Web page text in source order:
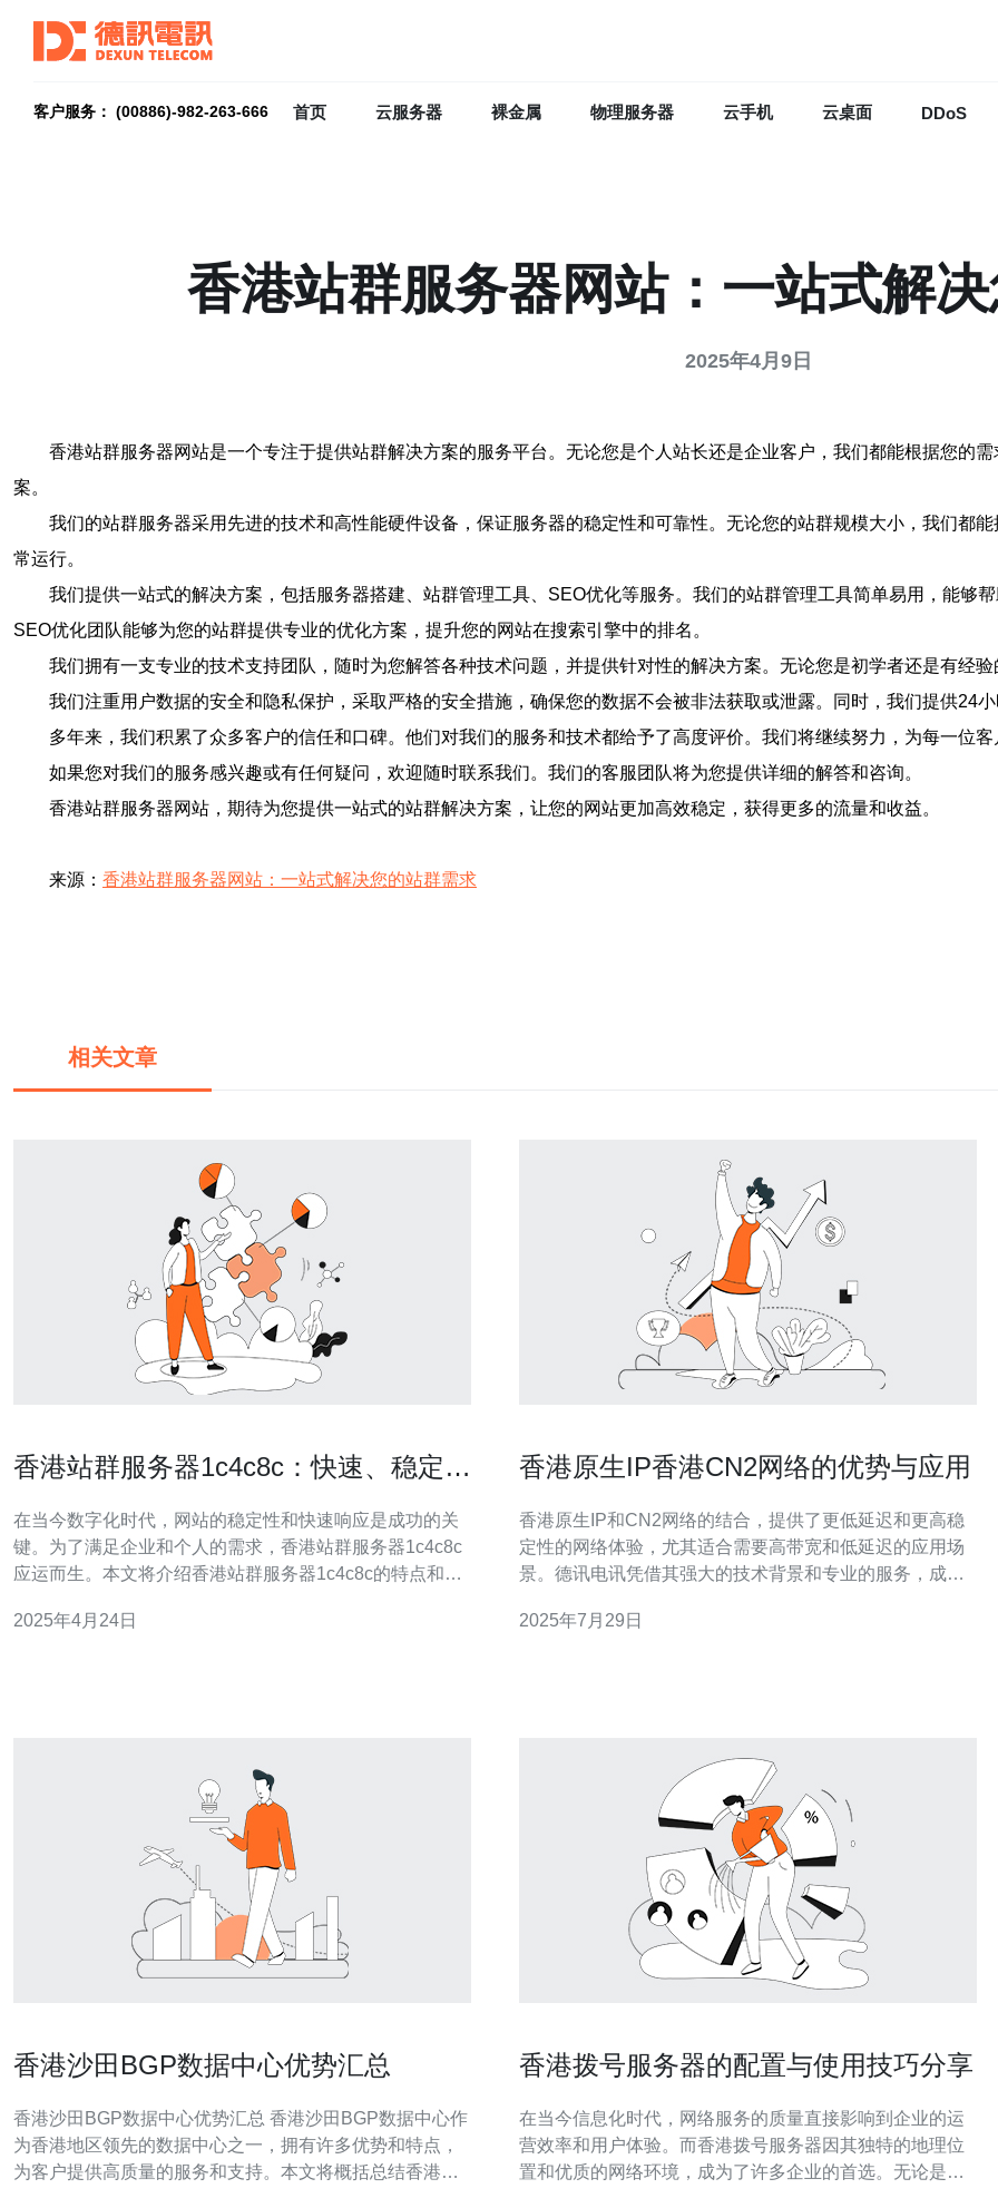
客户服务： (00886)-982-263-666 首页 云服务器 裸金属 物理服务器 云手机 云桌面 DDoS
香港站群服务器网站：一站式解
2025年4月9日
香港站群服务器网站是一个专注于提供站群解决方案的服务平台。无论您是个人站长还是企业客户，我们都能根据您的
案。
我们的站群服务器采用先进的技术和高性能硬件设备，保证服务器的稳定性和可靠性。无论您的站群规模大小，我们都
常运行。
我们提供一站式的解决方案，包括服务器搭建、站群管理工具、SEO优化等服务。我们的站群管理工具简单易用，能够
SEO优化团队能够为您的站群提供专业的优化方案，提升您的网站在搜索引擎中的排名。
我们拥有一支专业的技术支持团队，随时为您解答各种技术问题，并提供针对性的解决方案。无论您是初学者还是有经
我们注重用户数据的安全和隐私保护，采取严格的安全措施，确保您的数据不会被非法获取或泄露。同时，我们提供24
多年来，我们积累了众多客户的信任和口碑。他们对我们的服务和技术都给予了高度评价。我们将继续努力，为每一位
如果您对我们的服务感兴趣或有任何疑问，欢迎随时联系我们。我们的客服团队将为您提供详细的解答和咨询。
香港站群服务器网站，期待为您提供一站式的站群解决方案，让您的网站更加高效稳定，获得更多的流量和收益。
来源： 香港站群服务器网站：一站式解决您的站群需求
相关文章
香港站群服务器1c4c8c：快速、稳定的
在当今数字化时代，网站的稳定性和快速响应是成功的关
键。为了满足企业和个人的需求，香港站群服务器1c4c8c
应运而生。本文将介绍香港站群服务器1c4c8c的特点和优
术，具有以下特点： 2.1 快速响应 香港站群服务器1c4c8c
2025年4月24日
香港原生IP香港CN2网络的优势与应用
香港原生IP和CN2网络的结合，提供了更低延迟和更高稳
定性的网络体验，尤其适合需要高带宽和低延迟的应用场
景。德讯电讯凭借其强大的技术背景和专业的服务，成为
港原生IP和CN2网络的优势，并探讨其在服务器、VPS、
2025年7月29日
香港沙田BGP数据中心优势汇总
香港沙田BGP数据中心优势汇总 香港沙田BGP数据中心作
为香港地区领先的数据中心之一，拥有许多优势和特点，
为客户提供高质量的服务和支持。本文将概括总结香港沙
香港拨号服务器的配置与使用技巧分享
在当今信息化时代，网络服务的质量直接影响到企业的运
营效率和用户体验。而香港拨号服务器因其独特的地理位
置和优质的网络环境，成为了许多企业的首选。无论是想